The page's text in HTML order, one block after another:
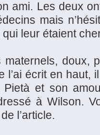
ami. Les deux
mais
leur étaient
doux,
l’ai écrit en haut,
et son
à Wilson.
l’article.